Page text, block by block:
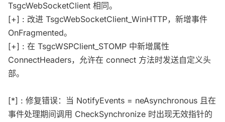
TsgcWebSocketClient 相同。
[+] : 改进 TsgcWebSocketClient_WinHTTP，新增事件
OnFragmented。
[+] : 在 TsgcWSPClient_STOMP 中新增属性
ConnectHeaders，允许在 connect 方法时发送自定义头
部。
[*] : 修复错误：当 NotifyEvents = neAsynchronous 且在
事件处理期间调用 CheckSynchronize 时出现无效指针的